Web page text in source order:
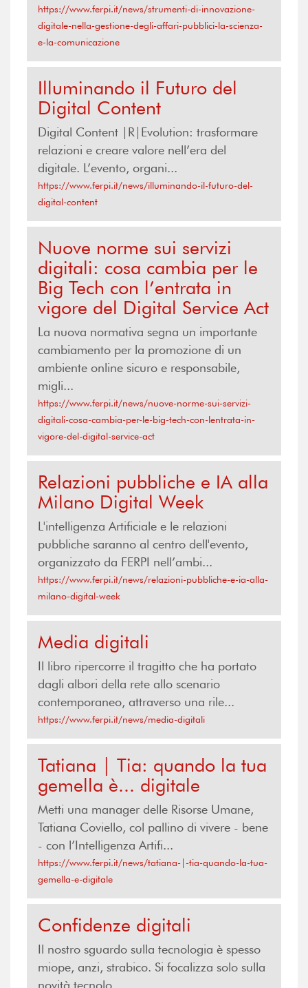
https://www.ferpi.it/news/strumenti-di-innovazione-
digitale-nella-gestione-degli-affari-pubblici-la-scienza-
e-la-comunicazione
Illuminando il Futuro del
Digital Content
Digital Content |R|Evolution: trasformare
relazioni e creare valore nell’era del
digitale. L’evento, organi...
https://www.ferpi.it/news/illuminando-il-futuro-del-
digital-content
Nuove norme sui servizi
digitali: cosa cambia per le
Big Tech con l’entrata in
vigore del Digital Service Act
La nuova normativa segna un importante
cambiamento per la promozione di un
ambiente online sicuro e responsabile,
migli...
https://www.ferpi.it/news/nuove-norme-sui-servizi-
digitali-cosa-cambia-per-le-big-tech-con-lentrata-in-
vigore-del-digital-service-act
Relazioni pubbliche e IA alla
Milano Digital Week
L'intelligenza Artificiale e le relazioni
pubbliche saranno al centro dell'evento,
organizzato da FERPI nell’ambi...
https://www.ferpi.it/news/relazioni-pubbliche-e-ia-alla-
milano-digital-week
Media digitali
Il libro ripercorre il tragitto che ha portato
dagli albori della rete allo scenario
contemporaneo, attraverso una rile...
https://www.ferpi.it/news/media-digitali
Tatiana | Tia: quando la tua
gemella è... digitale
Metti una manager delle Risorse Umane,
Tatiana Coviello, col pallino di vivere - bene
- con l’Intelligenza Artifi...
https://www.ferpi.it/news/tatiana-|-tia-quando-la-tua-
gemella-e-digitale
Confidenze digitali
Il nostro sguardo sulla tecnologia è spesso
miope, anzi, strabico. Si focalizza solo sulla
novità tecnolo...